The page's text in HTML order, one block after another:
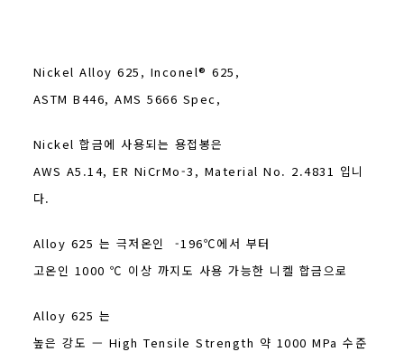
Nickel Alloy 625, Inconel® 625,
ASTM B446, AMS 5666 Spec,
Nickel 합금에 사용되는 용접봉은
AWS A5.14, ER NiCrMo-3, Material No. 2.4831 입니
다.
Alloy 625 는 극저온인 -196℃에서 부터
고온인 1000 ℃ 이상 까지도 사용 가능한 니켈 합금으로
Alloy 625 는
높은 강도 — High Tensile Strength 약 1000 MPa 수준